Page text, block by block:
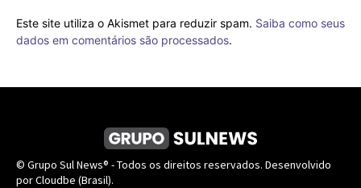
Este site utiliza o Akismet para reduzir spam. Saiba como seus
dados em comentários são processados.
© Grupo Sul News® - Todos os direitos reservados. Desenvolvido
por Cloudbe (Brasil).